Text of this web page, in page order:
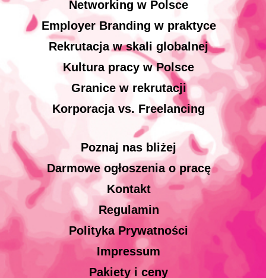
Networking w Polsce
Employer Branding w praktyce
Rekrutacja w skali globalnej
Kultura pracy w Polsce
Granice w rekrutacji
Korporacja vs. Freelancing
Poznaj nas bliżej
Darmowe ogłoszenia o pracę
Kontakt
Regulamin
Polityka Prywatności
Impressum
Pakiety i ceny